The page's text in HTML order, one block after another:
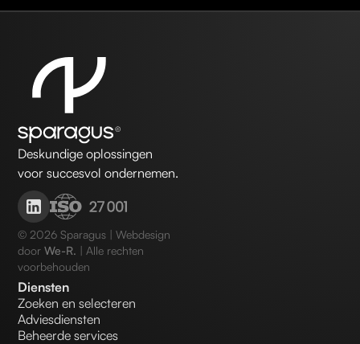
Deskundige oplossingen
voor succesvol ondernemen.
© 2026 Sparagus | Webdesign
doorWe-R. | Alle rechten
voorbehouden
Diensten
Zoeken en selecteren
Adviesdiensten
Beheerde services